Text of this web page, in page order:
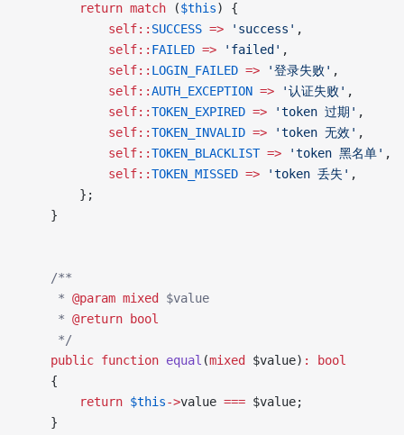
        return
match ($this) {
            self::
SUCCESS => 'success' ,
            self::
FAILED => 'failed' ,
            self::
LOGIN_FAILED => '登录失败' ,
            self::
AUTH_EXCEPTION => '认证失败' ,
            self::
TOKEN_EXPIRED => 'token 过期' ,
            self::
TOKEN_INVALID => 'token 无效' ,
            self::
TOKEN_BLACKLIST => 'token 黑名单' ,
            self::
TOKEN_MISSED => 'token 丢失' ,
        };
    }
    /**
     *
@param mixed
$value
     *
@return bool
     */
    public
function equal (mixed $value) :
bool
    {
        return
$this->value === $value;
    }